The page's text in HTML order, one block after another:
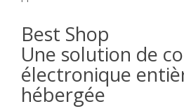
Best Shop
Une solution de
électronique
hébergée